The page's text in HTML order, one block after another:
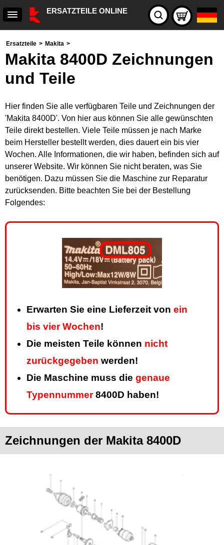
ERSATZTEILE ONLINE
Ersatzteile > Makita >
Makita 8400D Zeichnungen
und Teile
Hier finden Sie alle verfügbaren Teile und Zeichnungen der
'Makita 8400D'. Von hier aus können Sie alle gewünschten
Teile direkt bestellen. Viele Teile müssen je nach Marke
beim Hersteller bestellt werden, dies dauert ein bis vier
Wochen. Alle Informationen, die wir haben, befinden sich auf
unserer Website. Wir können Sie nicht beraten, was Sie
benötigen. Dazu müssen Sie die Maschine zur Reparatur
zurücksenden. Bitte beachten Sie bei der Bestellung
Folgendes:
Erwarten Sie eine Lieferzeit von ein
bis vier Wochen!
Die meisten Teile können nicht
zurückgegeben werden!
Die Maschine muss die genaue
Typennummer8400D haben!
Zeichnungen der Makita 8400D